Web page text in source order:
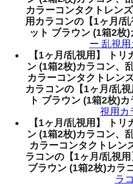
カラーコンタクトレン
用カラコンの【1ヶ月/
ット ブラウン (1箱2枚)
ー 乱視
【1ヶ月/乱視用】 ト
ン (1箱2枚)カラコン、
カラーコンタクトレン
カラコンの【1ヶ月/乱
ト ブラウン (1箱2枚)カ
視用カ
【1ヶ月/乱視用】 ト
ン (1箱2枚)カラコン、
カラーコンタクトレン
ラコンの【1ヶ月/乱視
ブラウン (1箱2枚)カラ
ラ